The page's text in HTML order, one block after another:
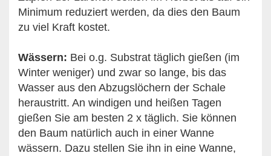
Minimum reduziert werden, da dies den Baum
zu viel Kraft kostet.
Wässern: Bei o.g. Substrat täglich gießen (im
Winter weniger) und zwar so lange, bis das
Wasser aus den Abzugslöchern der Schale
heraustritt. An windigen und heißen Tagen
gießen Sie am besten 2 x täglich. Sie können
den Baum natürlich auch in einer Wanne
wässern. Dazu stellen Sie ihn in eine Wanne,